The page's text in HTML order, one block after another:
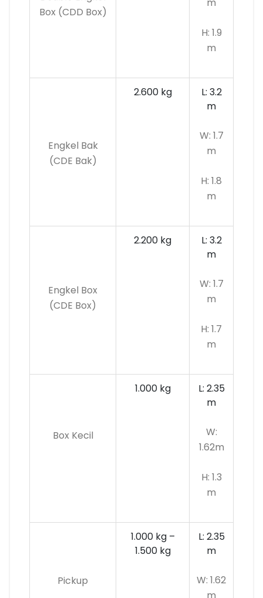
Box (CDD Box)
H: 1.9
m
Engkel Bak
(CDE Bak)
2.600 kg
L: 3.2
m
W: 1.7
m
H: 1.8
m
Engkel Box
(CDE Box)
2.200 kg
L: 3.2
m
W: 1.7
m
H: 1.7
m
Box Kecil
1.000 kg
L: 2.35
m
W:
1.62m
H: 1.3
m
Pickup
1.000 kg –
1.500 kg
L: 2.35
m
W: 1.62
m